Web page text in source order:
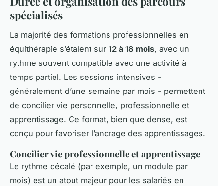
spécialisés
La majorité des formations professionnelles en
équithérapie s’étalent sur 12 à 18 mois, avec un
rythme souvent compatible avec une activité à
temps partiel. Les sessions intensives -
généralement d’une semaine par mois - permettent
de concilier vie personnelle, professionnelle et
apprentissage. Ce format, bien que dense, est
conçu pour favoriser l’ancrage des apprentissages.
Concilier vie professionnelle et apprentissage
Le rythme décalé (par exemple, un module par
mois) est un atout majeur pour les salariés en